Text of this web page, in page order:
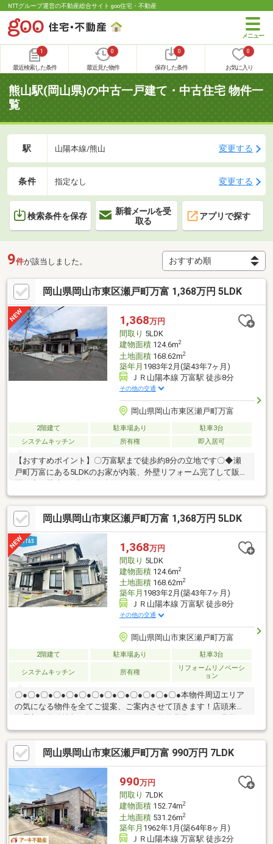
NTTグループ運営の不動産総合サイト goo住宅・不動産
1
最近検索した条件
0
最近見た物件
0
保存した条件
0
お気に入り
熊山駅(岡山県)の中古一戸建て・中古住宅 物件一
覧
駅 山陽本線/熊山 変更する
条件 指定なし 変更する
検索条件を保存
新着メールを受
取る
アプリで探す
9件が該当しました。
岡山県岡山市東区瀬戸町万富 1,368万円 5LDK
1,368万円
間取り 5LDK
建物面積124.6m2
土地面積168.62m2
築年月 1983年2月(築43年7ヶ月)
ＪＲ山陽本線 万富駅 徒歩8分
その他の交通
岡山県岡山市東区瀬戸町万富
2階建て 駐車場あり
駐車3台
システムキッチン
所有権 即入居可
【おすすめポイント】〇万富駅まで徒歩約8分の立地です〇◆瀬
戸町万富にある5LDKのお家が内装、外壁リフォーム完了して販売
即生活が始められます。・リビングは約16帖でゆったりしていま
す。・1階にはくつろげる約6.0帖の和室あり♪・内装（床、壁）水
回り新品交換済♪・南向きバルコニーで日当たり良好【周辺環
境】・千種小学校まで徒歩約12分・万富郵便局まで徒歩約8分・
ファミリーマート 岡山瀬戸万富店まで徒歩約12分〇お問い合わせ
〇見学希望、詳細気になる方は下記まで♪ばんな不動産 086-201-
3488
岡山県岡山市東区瀬戸町万富 1,368万円 5LDK
1,368万円
間取り 5LDK
建物面積124.6m2
土地面積168.62m2
築年月 1983年2月(築43年7ヶ月)
ＪＲ山陽本線 万富駅 徒歩8分
その他の交通
岡山県岡山市東区瀬戸町万富
2階建て 駐車場あり 駐車3台
システムキッチン 所有権
リフォームリノベーシ
ョン
〇●〇●〇●〇●〇●〇●〇●〇●〇●〇●〇●〇●〇●本物件周辺エリア
の気になる物件を全てご提案、ご案内させて頂きます！店頭来店
アーは【その場確定！ 見学予約する（無料）からご予約下さ
い】〇●〇●〇●〇●〇●〇●〇●〇●〇●〇●〇●〇●〇●2026年2月リ
フォーム済み！本日のご内覧可能です！！駐車4台可能！※車種に
よります〇●〇●〇●〇●〇●〇●〇●〇●〇●〇●〇●〇●〇●住まいの
こと、マルっと。SUMiTASが住まい探しを徹底サポートします〇
●〇●〇●〇●〇●〇●〇●〇●〇●〇●〇●〇●〇●
岡山県岡山市東区瀬戸町万富 990万円 7LDK
990万円
間取り 7LDK
建物面積152.74m2
土地面積531.26m2
築年月 1962年1月(築64年8ヶ月)
ＪＲ山陽本線 万富駅 徒歩2分